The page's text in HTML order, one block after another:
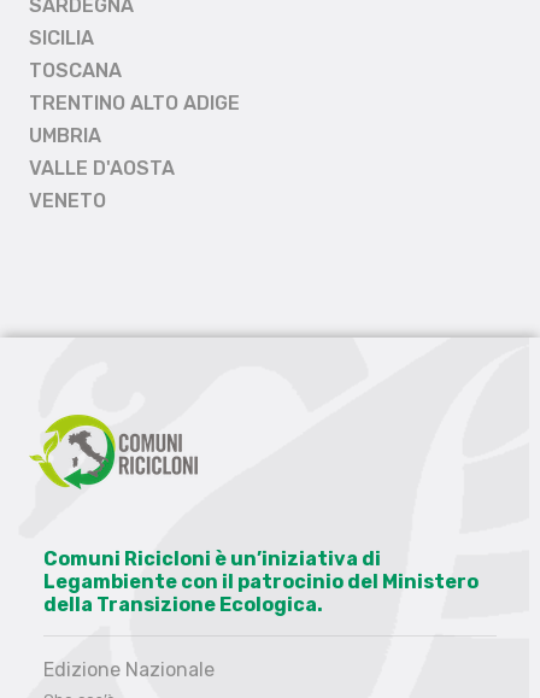
SARDEGNA
SICILIA
TOSCANA
TRENTINO ALTO ADIGE
UMBRIA
VALLE D'AOSTA
VENETO
Comuni Ricicloni è un’iniziativa di
Legambiente con il patrocinio del Ministero
della Transizione Ecologica.
Edizione Nazionale